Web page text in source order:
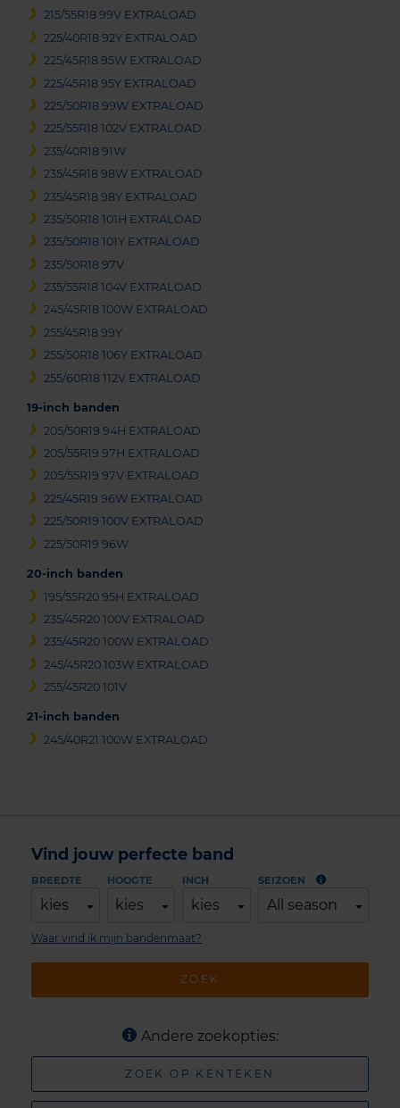
215/55R18 99V EXTRALOAD
225/40R18 92Y EXTRALOAD
225/45R18 95W EXTRALOAD
225/45R18 95Y EXTRALOAD
225/50R18 99W EXTRALOAD
225/55R18 102V EXTRALOAD
235/40R18 91W
235/45R18 98W EXTRALOAD
235/45R18 98Y EXTRALOAD
235/50R18 101H EXTRALOAD
235/50R18 101Y EXTRALOAD
235/50R18 97V
235/55R18 104V EXTRALOAD
245/45R18 100W EXTRALOAD
255/45R18 99Y
255/50R18 106Y EXTRALOAD
255/60R18 112V EXTRALOAD
19-inch banden
205/50R19 94H EXTRALOAD
205/55R19 97H EXTRALOAD
205/55R19 97V EXTRALOAD
225/45R19 96W EXTRALOAD
225/50R19 100V EXTRALOAD
225/50R19 96W
20-inch banden
195/55R20 95H EXTRALOAD
235/45R20 100V EXTRALOAD
235/45R20 100W EXTRALOAD
245/45R20 103W EXTRALOAD
255/45R20 101V
21-inch banden
245/40R21 100W EXTRALOAD
Vind jouw perfecte band
BREEDTE
kies
HOOGTE
kies
INCH
kies
SEIZOEN
All season
ZOEK
Waar vind ik mijn bandenmaat?
Andere zoekopties:
ZOEK OP KENTEKEN